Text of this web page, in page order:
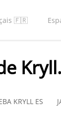
🇫🇷
KRYLL ES